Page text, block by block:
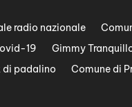
radio nazionale
19 Gimmy
di padalino
Comune di